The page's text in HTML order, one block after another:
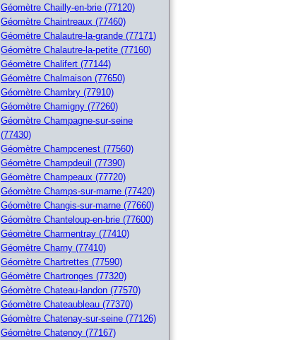
Géomètre Chailly-en-brie (77120)
Géomètre Chaintreaux (77460)
Géomètre Chalautre-la-grande (77171)
Géomètre Chalautre-la-petite (77160)
Géomètre Chalifert (77144)
Géomètre Chalmaison (77650)
Géomètre Chambry (77910)
Géomètre Chamigny (77260)
Géomètre Champagne-sur-seine
(77430)
Géomètre Champcenest (77560)
Géomètre Champdeuil (77390)
Géomètre Champeaux (77720)
Géomètre Champs-sur-marne (77420)
Géomètre Changis-sur-marne (77660)
Géomètre Chanteloup-en-brie (77600)
Géomètre Charmentray (77410)
Géomètre Charny (77410)
Géomètre Chartrettes (77590)
Géomètre Chartronges (77320)
Géomètre Chateau-landon (77570)
Géomètre Chateaubleau (77370)
Géomètre Chatenay-sur-seine (77126)
Géomètre Chatenoy (77167)